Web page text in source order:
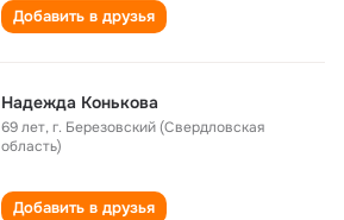
Добавить в друзья
Надежда Конькова
69 лет,г. Березовский (Свердловская
область)
Добавить в друзья